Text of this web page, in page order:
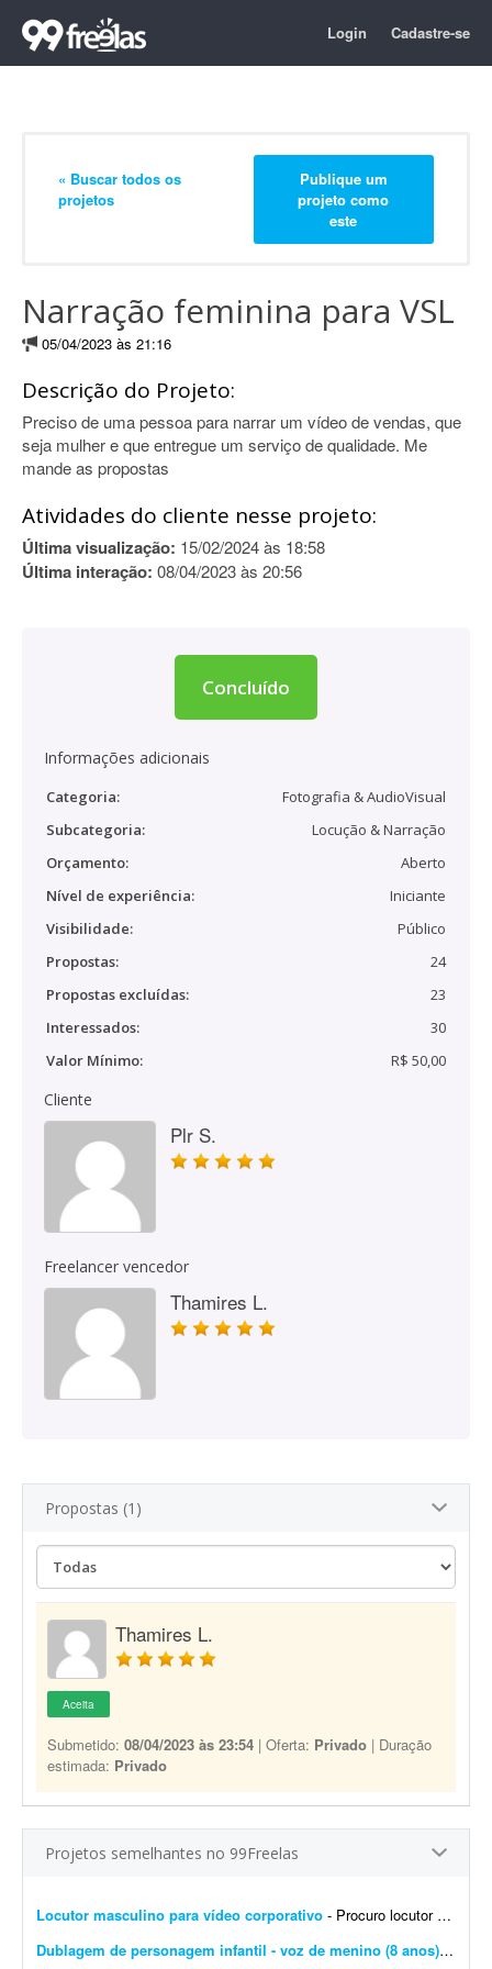
Login Cadastre-se
« Buscar todos os
projetos
Publique um
projeto como
este
Narração feminina para VSL
05/04/2023 às 21:16
Descrição do Projeto:
Preciso de uma pessoa para narrar um vídeo de vendas, que
seja mulher e que entregue um serviço de qualidade. Me
mande as propostas
Atividades do cliente nesse projeto:
Última visualização: 15/02/2024 às 18:58
Última interação: 08/04/2023 às 20:56
Concluído
Informações adicionais
Categoria:
Fotografia & AudioVisual
Subcategoria:
Locução & Narração
Orçamento:
Aberto
Nível de experiência:
Iniciante
Visibilidade:
Público
Propostas:
24
Propostas excluídas:
23
Interessados:
30
Valor Mínimo:
R$ 50,00
Cliente
Plr S.
Freelancer vencedor
Thamires L.
Propostas (1)
Thamires L.
Aceita
Submetido: 08/04/2023 às 23:54 | Oferta: Privado | Duração
estimada: Privado
Projetos semelhantes no 99Freelas
Locutor masculino para vídeo corporativo - Procuro locutor profissional com voz masculina, madura, segura e natural para a locução de um vídeo corporativo de aproximadamente 7 a 10 minutos. O roteiro será fornec...
Dublagem de personagem infantil - voz de menino (8 anos)
- Olá,